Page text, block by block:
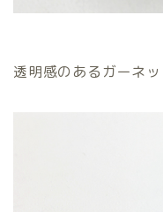
透明感のあるガーネ